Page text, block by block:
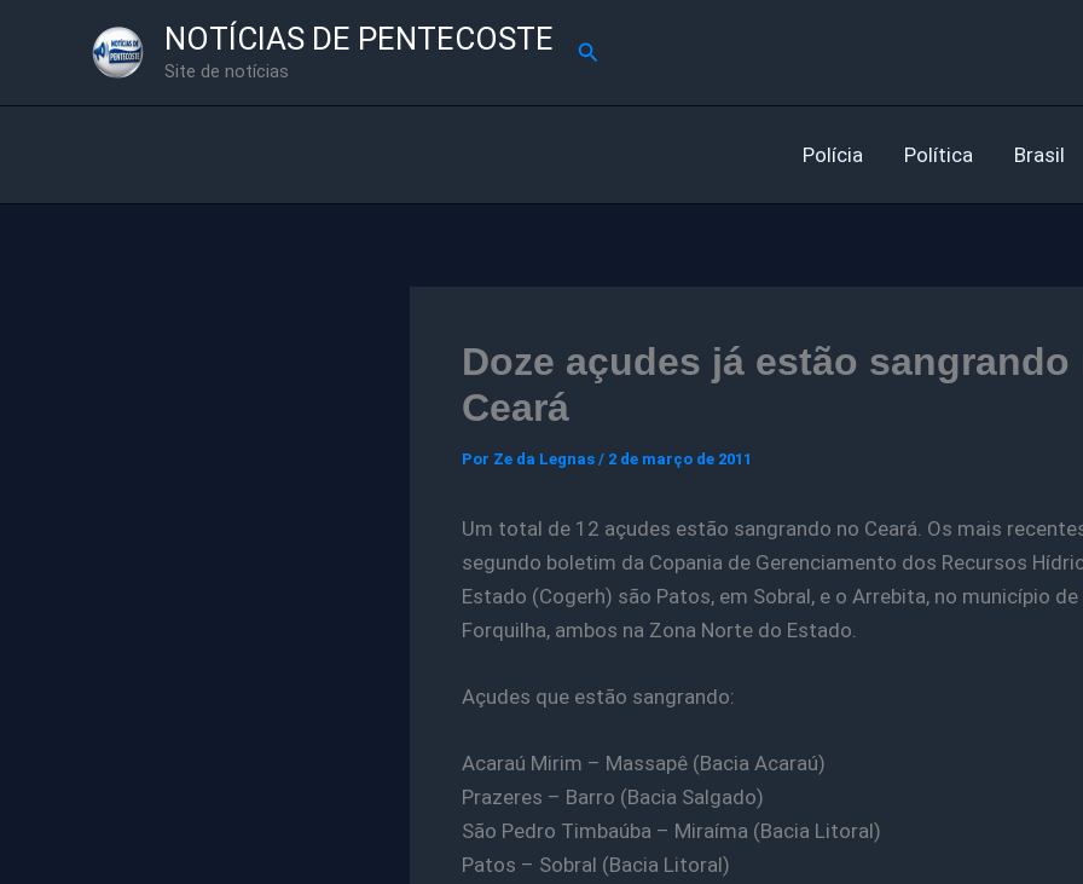
NOTÍCIAS DE PENTECOSTE
Site de notícias
Pesquisar
Polícia Política Brasil
Doze açudes já estão sangrando
Ceará
Por Ze da Legnas / 2 de março de 2011
Um total de 12 açudes estão sangrando no Ceará. Os mais
segundo boletim da Copania de Gerenciamento dos Recursos
Estado (Cogerh) são Patos, em Sobral, e o Arrebita, no município de
Forquilha, ambos na Zona Norte do Estado.
Açudes que estão sangrando:
Acaraú Mirim – Massapê (Bacia Acaraú)
Prazeres – Barro (Bacia Salgado)
São Pedro Timbaúba – Miraíma (Bacia Litoral)
Patos – Sobral (Bacia Litoral)